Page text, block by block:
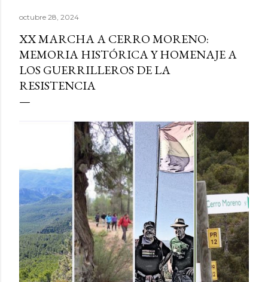
octubre 28, 2024
XX MARCHA A CERRO MORENO:
MEMORIA HISTÓRICA Y HOMENAJE A
LOS GUERRILLEROS DE LA
RESISTENCIA